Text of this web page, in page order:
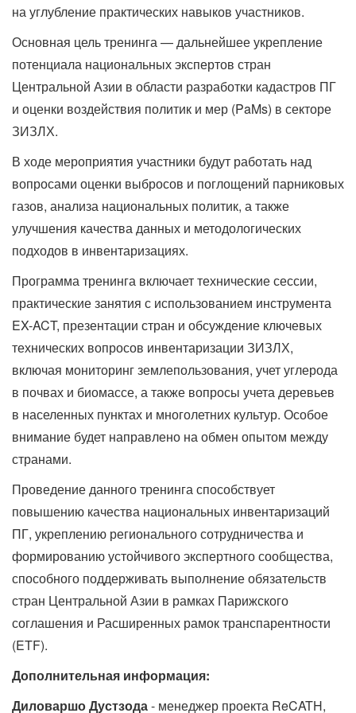
на углубление практических навыков участников.
Основная цель тренинга — дальнейшее укрепление
потенциала национальных экспертов стран
Центральной Азии в области разработки кадастров ПГ
и оценки воздействия политик и мер (PaMs) в секторе
ЗИЗЛХ.
В ходе мероприятия участники будут работать над
вопросами оценки выбросов и поглощений парниковых
газов, анализа национальных политик, а также
улучшения качества данных и методологических
подходов в инвентаризациях.
Программа тренинга включает технические сессии,
практические занятия с использованием инструмента
EX-ACT, презентации стран и обсуждение ключевых
технических вопросов инвентаризации ЗИЗЛХ,
включая мониторинг землепользования, учет углерода
в почвах и биомассе, а также вопросы учета деревьев
в населенных пунктах и многолетних культур. Особое
внимание будет направлено на обмен опытом между
странами.
Проведение данного тренинга способствует
повышению качества национальных инвентаризаций
ПГ, укреплению регионального сотрудничества и
формированию устойчивого экспертного сообщества,
способного поддерживать выполнение обязательств
стран Центральной Азии в рамках Парижского
соглашения и Расширенных рамок транспарентности
(ETF).
Дополнительная информация:
ДиловаршоДустзода- менеджер проекта ReCATH,